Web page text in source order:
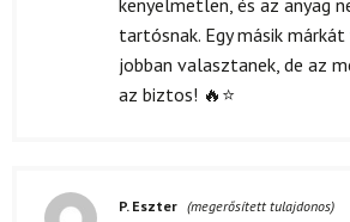
kenyelmetlen, és az anyag
tartósnak. Egy másik
jobban valasztanek, de az
az biztos! 🔥⭐
P. Eszter (megerősített tulajdonos)